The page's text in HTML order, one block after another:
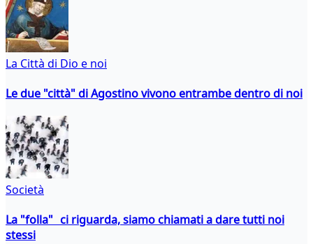
La Città di Dio e noi
Le due "città" di Agostino vivono entrambe dentro di noi
Società
La "folla" ci riguarda, siamo chiamati a dare tutti noi
stessi